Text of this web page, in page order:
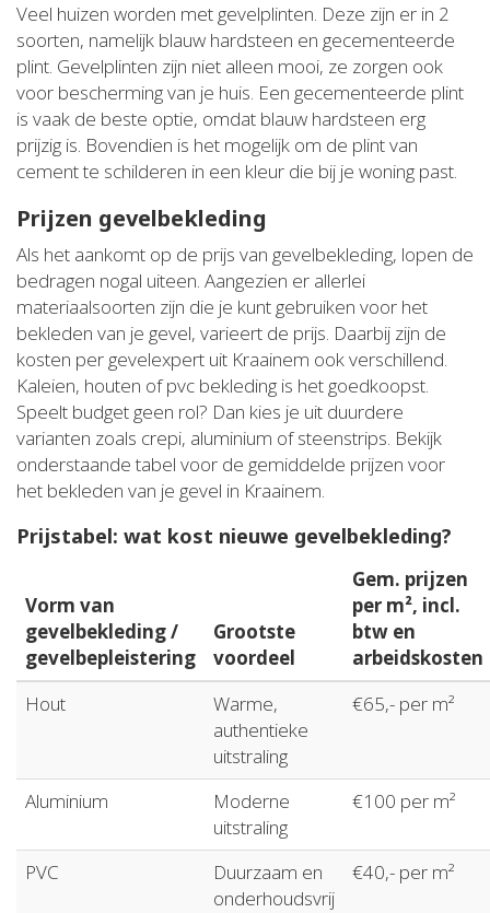
Veel huizen worden met gevelplinten. Deze zijn er in 2
soorten, namelijk blauw hardsteen en gecementeerde
plint. Gevelplinten zijn niet alleen mooi, ze zorgen ook
voor bescherming van je huis. Een gecementeerde plint
is vaak de beste optie, omdat blauw hardsteen erg
prijzig is. Bovendien is het mogelijk om de plint van
cement te schilderen in een kleur die bij je woning past.
Prijzen gevelbekleding
Als het aankomt op de prijs van gevelbekleding, lopen de
bedragen nogal uiteen. Aangezien er allerlei
materiaalsoorten zijn die je kunt gebruiken voor het
bekleden van je gevel, varieert de prijs. Daarbij zijn de
kosten per gevelexpert uit Kraainem ook verschillend.
Kaleien, houten of pvc bekleding is het goedkoopst.
Speelt budget geen rol? Dan kies je uit duurdere
varianten zoals crepi, aluminium of steenstrips. Bekijk
onderstaande tabel voor de gemiddelde prijzen voor
het bekleden van je gevel in Kraainem.
Prijstabel: wat kost nieuwe gevelbekleding?
Vorm van
gevelbekleding /
gevelbepleistering
Grootste
voordeel
Gem. prijzen
per m², incl.
btw en
arbeidskosten
Hout
Warme,
authentieke
uitstraling
€65,- per m²
Aluminium
Moderne
uitstraling
€100 per m²
PVC
Duurzaam en
onderhoudsvrij
€40,- per m²